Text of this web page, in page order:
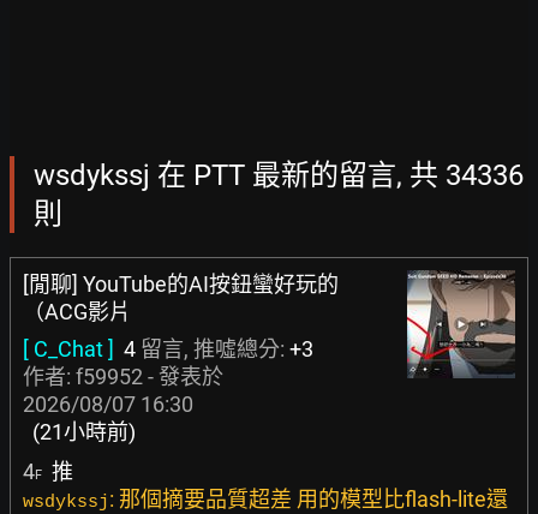
wsdykssj 在 PTT 最新的留言, 共 34336
則
[閒聊] YouTube的AI按鈕蠻好玩的
（ACG影片
[ C_Chat ] 4 留言, 推噓總分: +3
作者: f59952 - 發表於
2026/08/07 16:30
(21小時前)
4F 推
wsdykssj: 那個摘要品質超差 用的模型比flash-lite還